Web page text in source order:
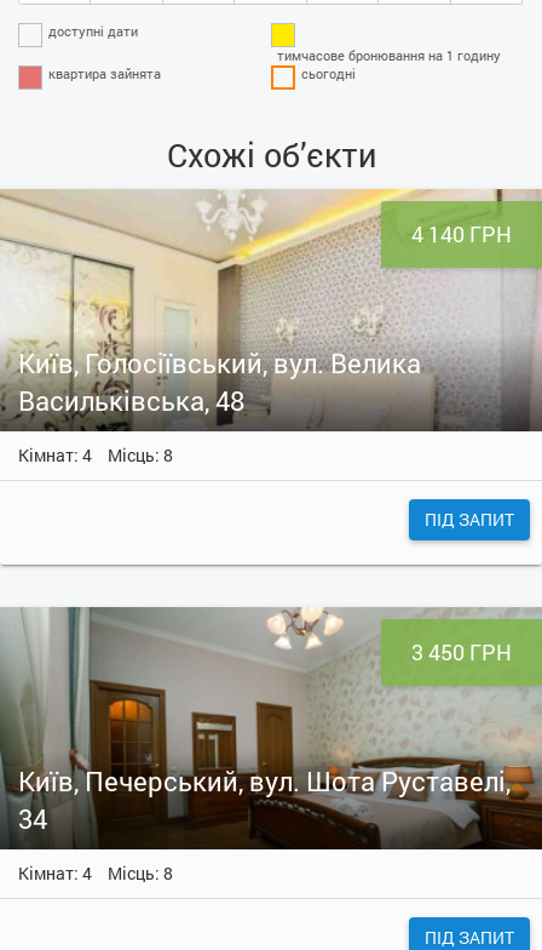
доступні дати
тимчасове бронювання на 1 годину
квартира зайнята
сьогодні
Схожі об’єкти
4 140 ГРН
Київ, Голосіївський, вул. Велика
Васильківська, 48
Кімнат: 4 Місць: 8
ПІД ЗАПИТ
3 450 ГРН
Київ, Печерський, вул. Шота Руставелі,
34
Кімнат: 4 Місць: 8
ПІД ЗАПИТ